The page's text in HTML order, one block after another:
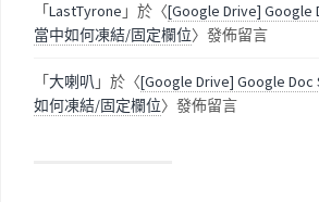
「LastTyrone 」於〈[Google Drive] Google
當中如何凍結/固定欄位〉發佈留言
「大喇叭 」於〈[Google Drive] Google
如何凍結/固定欄位〉發佈留言